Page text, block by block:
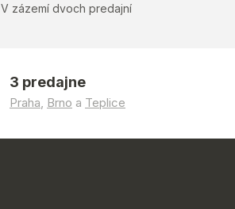
V zázemí dvoch predajní
3 predajne
Praha Brno a Teplice